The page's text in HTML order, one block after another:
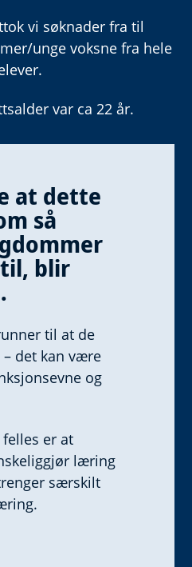
vi søknader fra til
unge voksne fra hele
var ca 22 år.
at dette
så
blir
til at de
– det kan være
og
er at
læring
særskilt